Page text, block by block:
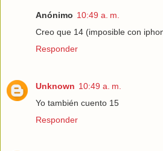
Anónimo 10:49 a. m.
Creo que 14 (imposible con
Responder
Unknown 10:49 a. m.
Yo también cuento 15
Responder